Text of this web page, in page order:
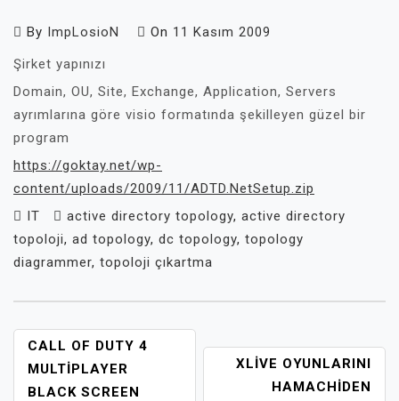
By ImpLosioN On 11 Kasım 2009
Şirket yapınızı
Domain, OU, Site, Exchange, Application, Servers
ayrımlarına göre visio formatında şekilleyen güzel bir
program
https://goktay.net/wp-
content/uploads/2009/11/ADTD.NetSetup.zip
IT
active directory topology, active directory
topoloji, ad topology, dc topology, topology
diagrammer, topoloji çıkartma
YAZI
GEZINMESI
CALL OF DUTY 4
MULTIPLAYER
BLACK SCREEN
XLIVE OYUNLARINI
HAMACHIDEN